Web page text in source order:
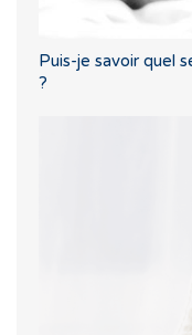
Puis-je savoir quel
?